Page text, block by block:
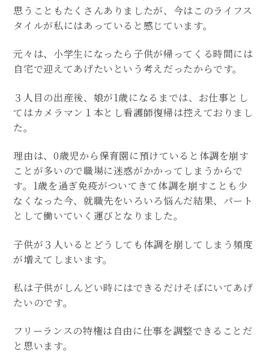
思うこともたくさんありましたが、今はこのライフス
タイルが私にはあっていると感じています。
元々は、小学生になったら子供が帰ってくる時間には
自宅で迎えてあげたいという考えだったからです。
３人目の出産後、娘が1歳になるまでは、お仕事とし
てはカメラマン１本とし看護師復帰は控えておりまし
た。
理由は、0歳児から保育園に預けていると体調を崩す
ことが多いので職場に迷惑がかかってしまうからで
す。1歳を過ぎ免疫がついてきて体調を崩すことも少
なくなった今、就職先をいろいろ悩んだ結果、パート
として働いていく運びとなりました。
子供が３人いるとどうしても体調を崩してしまう頻度
が増えてしまいます。
私は子供がしんどい時にはできるだけそばにいてあげ
たいのです。
フリーランスの特権は自由に仕事を調整できることだ
と思います。